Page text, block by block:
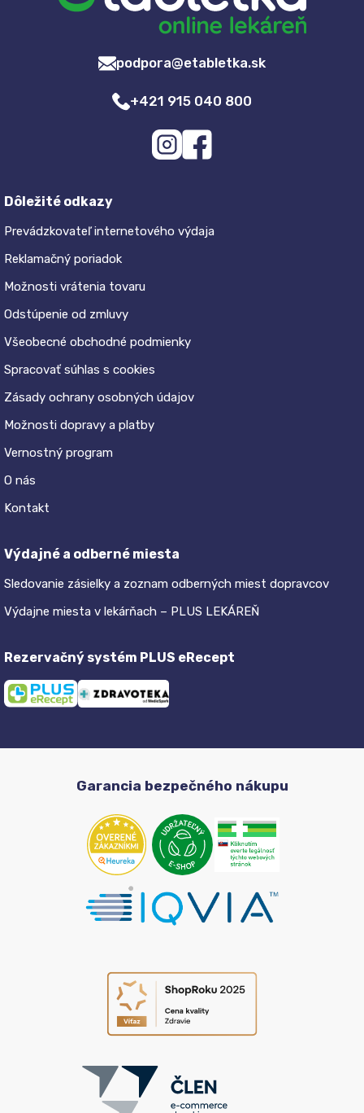
podpora@etabletka.sk
+421 915 040 800
Dôležité odkazy
Prevádzkovateľ internetového výdaja
Reklamačný poriadok
Možnosti vrátenia tovaru
Odstúpenie od zmluvy
Všeobecné obchodné podmienky
Spracovať súhlas s cookies
Zásady ochrany osobných údajov
Možnosti dopravy a platby
Vernostný program
O nás
Kontakt
Výdajné a odberné miesta
Sledovanie zásielky a zoznam odberných miest dopravcov
Výdajne miesta v lekárňach – PLUS LEKÁREŇ
Rezervačný systém PLUS eRecept
Garancia bezpečného nákupu